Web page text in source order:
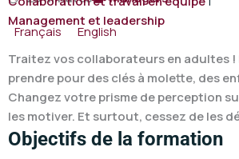
Management et leadership
Français
English
Traitez vos collaborateurs en adultes !
prendre pour des clés à molette, des
Changez votre prisme de perception
les motiver. Et surtout, cessez de les
Objectifs de la formation